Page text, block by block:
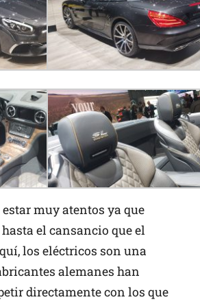
muy atentos ya que
el cansancio que el
los eléctricos son una
alemanes han
directamente con los que